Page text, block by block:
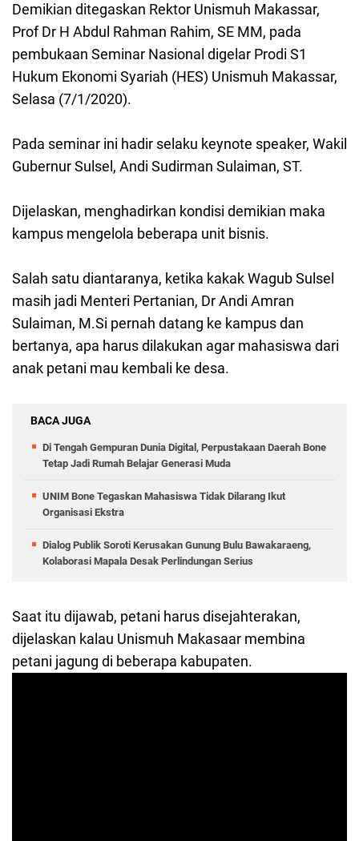
Demikian ditegaskan Rektor Unismuh Makassar,
Prof Dr H Abdul Rahman Rahim, SE MM, pada
pembukaan Seminar Nasional digelar Prodi S1
Hukum Ekonomi Syariah (HES) Unismuh Makassar,
Selasa (7/1/2020).
Pada seminar ini hadir selaku keynote speaker, Wakil
Gubernur Sulsel, Andi Sudirman Sulaiman, ST.
Dijelaskan, menghadirkan kondisi demikian maka
kampus mengelola beberapa unit bisnis.
Salah satu diantaranya, ketika kakak Wagub Sulsel
masih jadi Menteri Pertanian, Dr Andi Amran
Sulaiman, M.Si pernah datang ke kampus dan
bertanya, apa harus dilakukan agar mahasiswa dari
anak petani mau kembali ke desa.
BACA JUGA
Di Tengah Gempuran Dunia Digital, Perpustakaan Daerah Bone
Tetap Jadi Rumah Belajar Generasi Muda
UNIM Bone Tegaskan Mahasiswa Tidak Dilarang Ikut
Organisasi Ekstra
Dialog Publik Soroti Kerusakan Gunung Bulu Bawakaraeng,
Kolaborasi Mapala Desak Perlindungan Serius
Saat itu dijawab, petani harus disejahterakan,
dijelaskan kalau Unismuh Makasaar membina
petani jagung di beberapa kabupaten.